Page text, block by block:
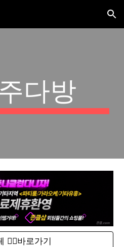
Skip to navigation
다방
❤️‍🔥바로가기